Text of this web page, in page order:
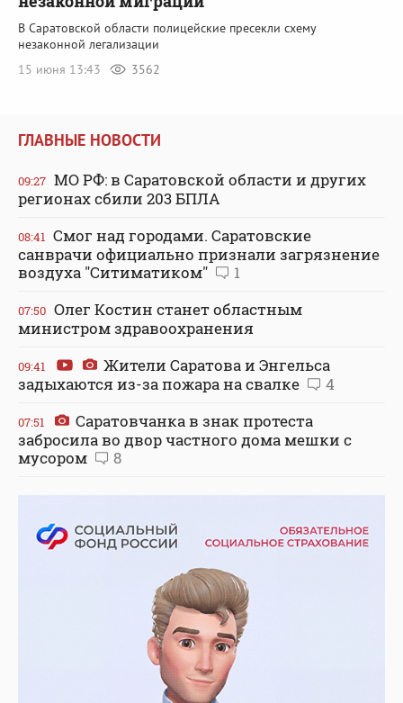
В Саратовской области полицейские пресекли схему
незаконной легализации
15 июня 13:43
3562
ГЛАВНЫЕ НОВОСТИ
09:27 МО РФ: в Саратовской области и других
регионах сбили 203 БПЛА
08:41 Смог над городами. Саратовские
санврачи официально признали загрязнение
воздуха "Ситиматиком"
1
07:50 Олег Костин станет областным
министром здравоохранения
09:41
Жители Саратова и Энгельса
задыхаются из-за пожара на свалке
4
07:51
Саратовчанка в знак протеста
забросила во двор частного дома мешки с
мусором
8